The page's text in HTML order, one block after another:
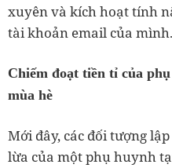
xuyên và kích hoạt tính
tài khoản email của mình.
Chiếm đoạt tiền tỉ của
mùa hè
Mới đây, các đối tượng
lừa của một phụ huynh